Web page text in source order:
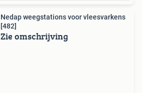
Nedap weegstations voor vleesvarkens
[482]
Zie omschrijving